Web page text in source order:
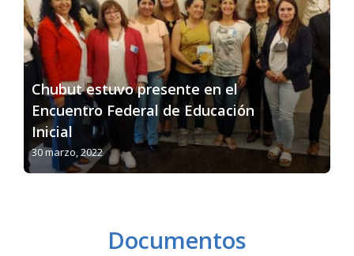
Chubut estuvo presente en el
Encuentro Federal de Educación
Inicial
30 marzo, 2022
Documentos